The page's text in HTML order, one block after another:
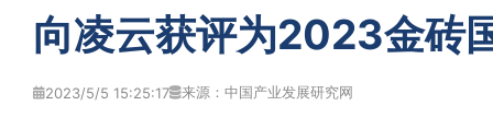
向凌云获评为2023金砖
2023/5/5 15:25:17 来源：中国产业发展研究网